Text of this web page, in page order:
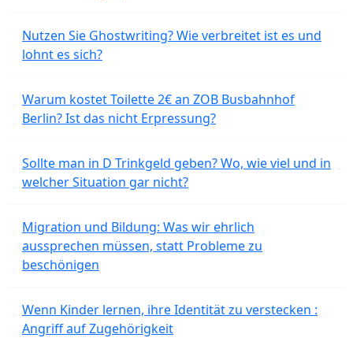
Nutzen Sie Ghostwriting? Wie verbreitet ist es und
lohnt es sich?
Warum kostet Toilette 2€ an ZOB Busbahnhof
Berlin? Ist das nicht Erpressung?
Sollte man in D Trinkgeld geben? Wo, wie viel und in
welcher Situation gar nicht?
Migration und Bildung: Was wir ehrlich
aussprechen müssen, statt Probleme zu
beschönigen
Wenn Kinder lernen, ihre Identität zu verstecken :
Angriff auf Zugehörigkeit